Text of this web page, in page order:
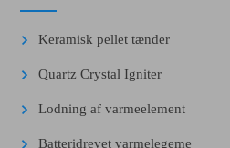
Keramisk pellet tænder
Quartz Crystal Igniter
Lodning af varmeelement
Batteridrevet varmelegeme